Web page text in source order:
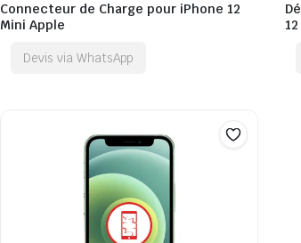
Connecteur de Charge pour iPhone 12
Mini Apple
Devis via WhatsApp